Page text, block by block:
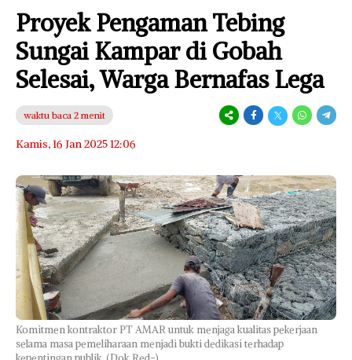
Proyek Pengaman Tebing
Sungai Kampar di Gobah
Selesai, Warga Bernafas Lega
waktu baca 2 menit
Kamis, 16 Jan 2025 12:06
Komitmen kontraktor PT AMAR untuk menjaga kualitas pekerjaan
selama masa pemeliharaan menjadi bukti dedikasi terhadap